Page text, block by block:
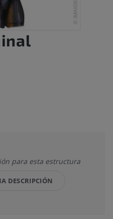
para esta estructura
DESCRIPCIÓN